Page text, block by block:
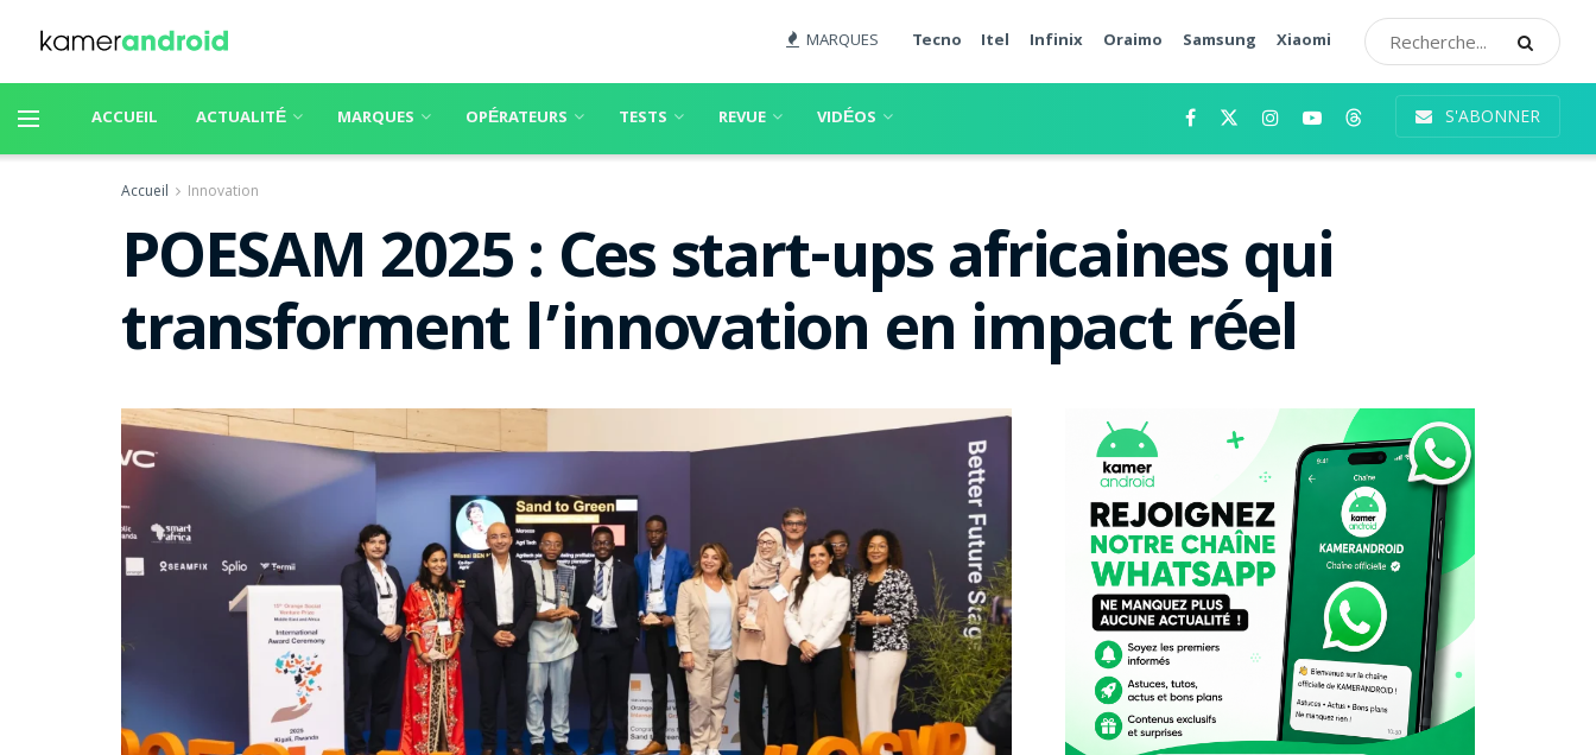
MARQUES Tecno Itel Infinix Oraimo Samsung Xiaomi
ACCUEIL ACTUALITÉ MARQUES OPÉRATEURS TESTS REVUE VIDÉOS S'ABONNER
Accueil Innovation
POESAM 2025 : Ces start-ups africaines qui
transforment l’innovation en impact réel